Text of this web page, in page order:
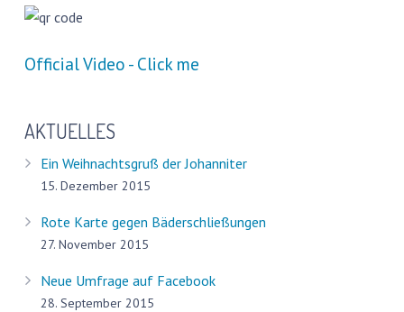
Official Video - Click me
AKTUELLES
Ein Weihnachtsgruß der Johanniter
15. Dezember 2015
Rote Karte gegen Bäderschließungen
27. November 2015
Neue Umfrage auf Facebook
28. September 2015